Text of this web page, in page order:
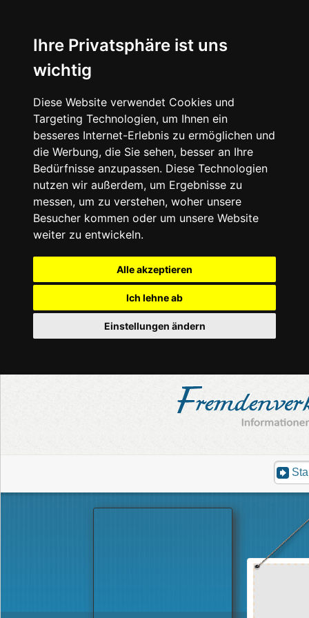
Ihre Privatsphäre ist uns
wichtig
Diese Website verwendet Cookies und
Targeting Technologien, um Ihnen ein
besseres Internet-Erlebnis zu ermöglichen und
die Werbung, die Sie sehen, besser an Ihre
Bedürfnisse anzupassen. Diese Technologien
nutzen wir außerdem, um Ergebnisse zu
messen, um zu verstehen, woher unsere
Besucher kommen oder um unsere Website
weiter zu entwickeln.
Alle akzeptieren
Ich lehne ab
Einstellungen ändern